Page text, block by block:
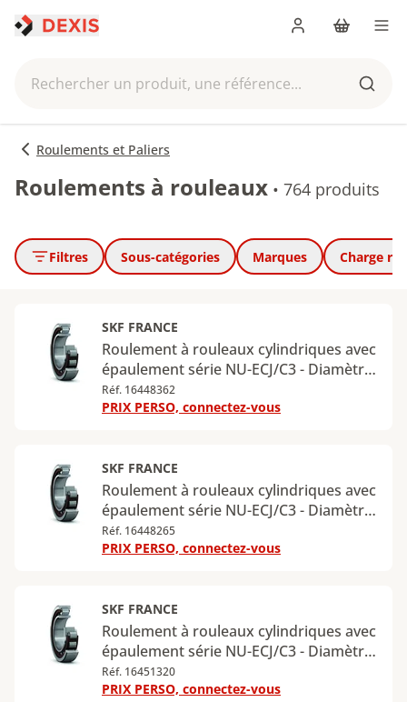
Rechercher un produit, une référence...
Panier
Roulements et Paliers
Roulements à rouleaux • 764 produits
Filtres Sous-catégories Marques Charge
SKF FRANCE
Roulement à rouleaux cylindriques avec
épaulement série NU-ECJ/C3 - Diamètre
intérieur : 65 mm - Diamètre extérieur :
140 mm - Largeur : 33 mm - Charge
kN
Réf. 16448362
PRIX PERSO, connectez-vous
SKF FRANCE
Roulement à rouleaux cylindriques avec
épaulement série NU-ECJ/C3 - Diamètre
intérieur : 70 mm - Diamètre extérieur :
150 mm - Largeur : 35 mm - Charge
kN
Réf. 16448265
PRIX PERSO, connectez-vous
SKF FRANCE
Roulement à rouleaux cylindriques avec
épaulement série NU-ECJ/C3 - Diamètre
intérieur : 75 mm - Diamètre extérieur :
130 mm - Largeur : 25 mm - Charge
Réf. 16451320
PRIX PERSO, connectez-vous